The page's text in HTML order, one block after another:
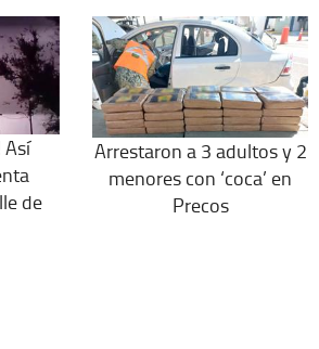
Así
de
Arrestaron a 3 adultos y 2
menores con ‘coca’ en
Precos